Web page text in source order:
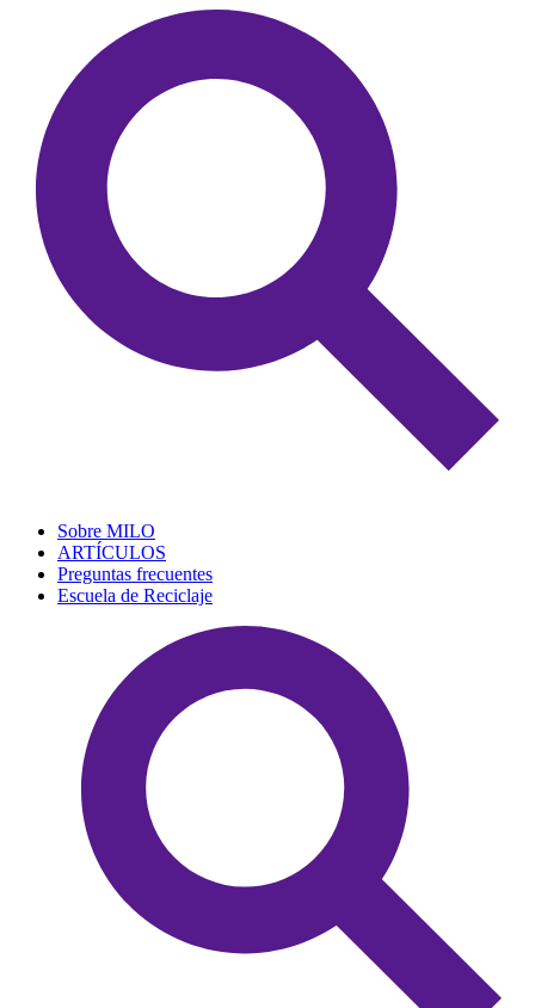
Sobre MILO
ARTÍCULOS
Preguntas frecuentes
Escuela de Reciclaje